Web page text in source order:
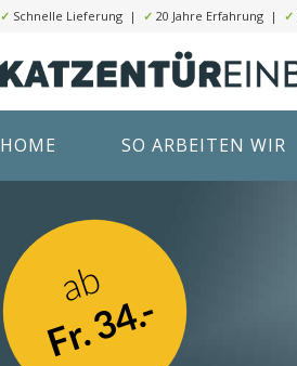
✓ Schnelle Lieferung | ✓ 20 Jahre Erfahrung | ✓
HOME SO ARBEITEN WIR
ab
Fr. 34.-